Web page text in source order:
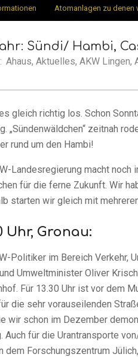
Atomanlagen zu denen
Sündi/ Hambi,
Ahaus, Aktuelles, AKW Lingen,
gleich richtig los. Schon
„Sündenwäldchen“ zeitnah
rund um den Hambi!
Landesregierung macht
für die ferne Zukunft. Wir
starten wir gleich mit
Uhr, Gronau:
Politiker im Bereich Verkehr,
Umweltminister Oliver
Für 13.30 Uhr ist vor dem
die sehr vorauseilenden
wir schon im Dezember
Auch für die Urantransporte
dem Forschungszentrum